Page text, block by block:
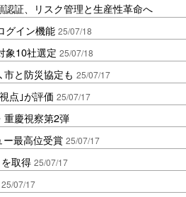
証、リスク管理と生産性革命へ
グイン機能 25/07/18
象10社選定 25/07/18
と防災協定も 25/07/17
点｣が評価 25/07/17
重慶視察第2弾
最高位受賞 25/07/17
取得 25/07/17
25/07/17